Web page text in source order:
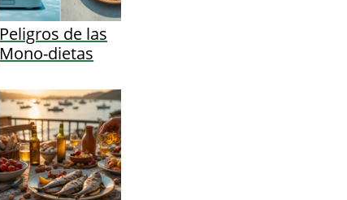
Peligros de las
Mono-dietas